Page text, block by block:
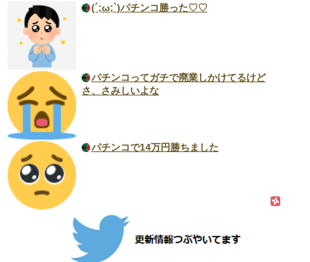
(´;ω;`)パチンコ勝った♡♡
パチンコってガチで廃業しかけてるけど
さ、さみしいよな
パチンコで14万円勝ちました